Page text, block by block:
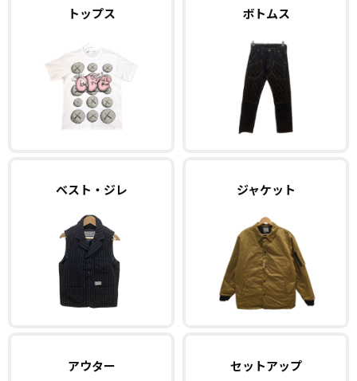
トップス ボトムス
ベスト・ジレ ジャケット
アウター セットアップ